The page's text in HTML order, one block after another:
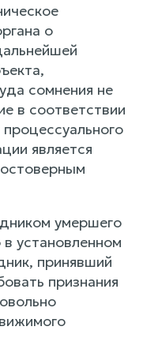
о
сомнения не
в соответствии
является
умершего
установленном
принявший
признания